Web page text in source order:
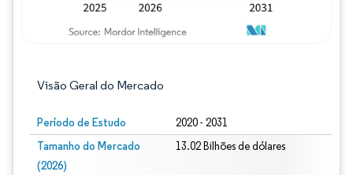
Visão Geral do Mercado
Período de Estudo 2020 - 2031
Tamanho do Mercado
(2026)
13.02 Bilhões de dólares